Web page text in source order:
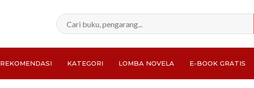
REKOMENDASI KATEGORI LOMBA NOVELA E-BOOK GRATIS